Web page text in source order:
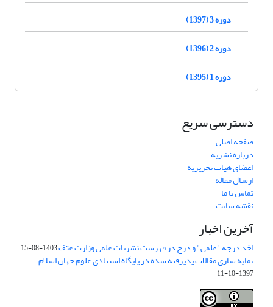
دوره 3 (1397)
دوره 2 (1396)
دوره 1 (1395)
دسترسی سریع
صفحه اصلی
درباره نشریه
اعضای هیات تحریریه
ارسال مقاله
تماس با ما
نقشه سایت
آخرین اخبار
اخذ درجه "علمی" و درج در فهرست نشریات علمی وزارت عتف1403-08-15
نمایه سازی مقالات پذیرفته شده در پایگاه استنادی علوم جهان اسلام
1397-10-11